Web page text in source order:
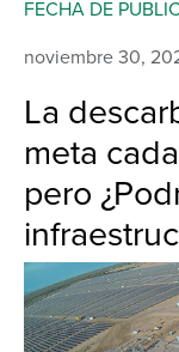
La
meta
pero
FECHA DE
noviembre 30,